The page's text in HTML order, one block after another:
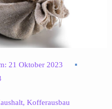
21 Oktober 2023
, Kofferausbau